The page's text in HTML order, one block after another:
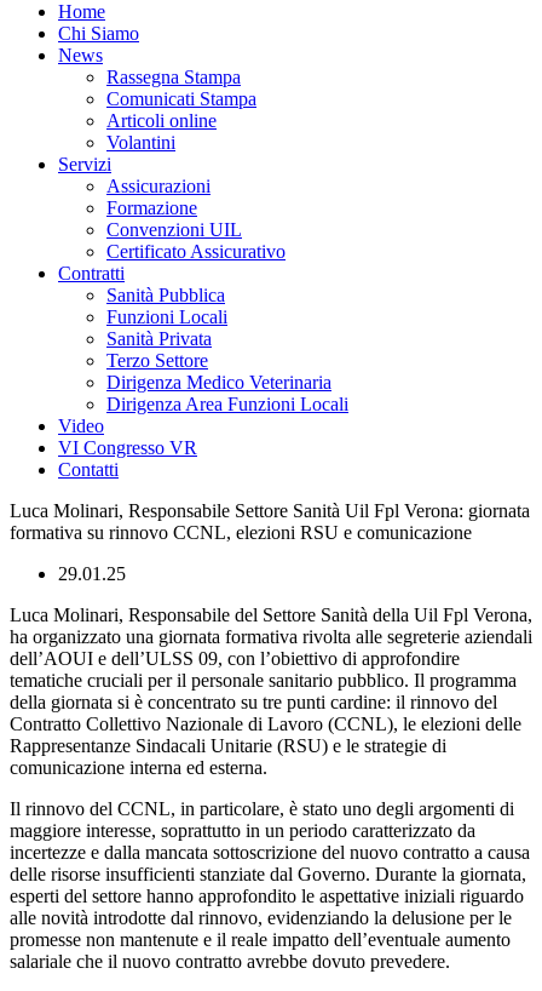
Home
Chi Siamo
News
Rassegna Stampa
Comunicati Stampa
Articoli online
Volantini
Servizi
Assicurazioni
Formazione
Convenzioni UIL
Certificato Assicurativo
Contratti
Sanità Pubblica
Funzioni Locali
Sanità Privata
Terzo Settore
Dirigenza Medico Veterinaria
Dirigenza Area Funzioni Locali
Video
VI Congresso VR
Contatti
Luca Molinari, Responsabile Settore Sanità Uil Fpl Verona: giornata
formativa su rinnovo CCNL, elezioni RSU e comunicazione
29.01.25
Luca Molinari, Responsabile del Settore Sanità della Uil Fpl Verona,
ha organizzato una giornata formativa rivolta alle segreterie aziendali
dell’AOUI e dell’ULSS 09, con l’obiettivo di approfondire
tematiche cruciali per il personale sanitario pubblico. Il programma
della giornata si è concentrato su tre punti cardine: il rinnovo del
Contratto Collettivo Nazionale di Lavoro (CCNL), le elezioni delle
Rappresentanze Sindacali Unitarie (RSU) e le strategie di
comunicazione interna ed esterna.
Il rinnovo del CCNL, in particolare, è stato uno degli argomenti di
maggiore interesse, soprattutto in un periodo caratterizzato da
incertezze e dalla mancata sottoscrizione del nuovo contratto a causa
delle risorse insufficienti stanziate dal Governo. Durante la giornata,
esperti del settore hanno approfondito le aspettative iniziali riguardo
alle novità introdotte dal rinnovo, evidenziando la delusione per le
promesse non mantenute e il reale impatto dell’eventuale aumento
salariale che il nuovo contratto avrebbe dovuto prevedere.